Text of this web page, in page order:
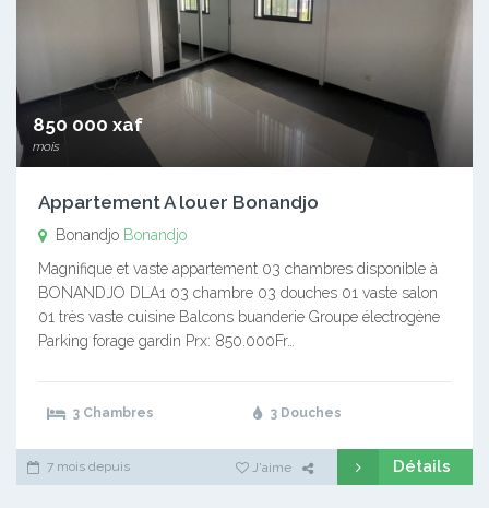
850 000 xaf
mois
Appartement A louer Bonandjo
Bonandjo Bonandjo
Magnifique et vaste appartement 03 chambres disponible à
BONANDJO DLA1 03 chambre 03 douches 01 vaste salon
01 très vaste cuisine Balcons buanderie Groupe électrogène
Parking forage gardin Prx: 850.000Fr…
3 Chambres 3 Douches
7 mois depuis J'aime Détails